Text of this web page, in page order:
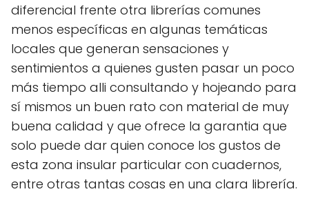
diferencial frente otra librerías comunes
menos específicas en algunas temáticas
locales que generan sensaciones y
sentimientos a quienes gusten pasar un poco
más tiempo alli consultando y hojeando para
sí mismos un buen rato con material de muy
buena calidad y que ofrece la garantia que
solo puede dar quien conoce los gustos de
esta zona insular particular con cuadernos,
entre otras tantas cosas en una clara librería.